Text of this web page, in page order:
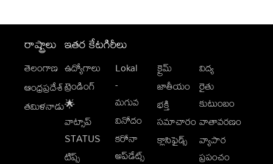
రాష్ట్రాలు
తెలంగాణ
ఆంధ్రప్రదేశ్
తమిళనాడు
ఇతర కేటగిరీలు
ఉద్యోగాలు
ట్రెండింగ్
🌟
వాట్సాప్
STATUS
టిప్స్
Lokal
-
మగువ
వినోదం
కరోనా
అప్‌డేట్స్
క్రైమ్
జాతీయం
భక్తి
సమాచారం
క్లాసిఫైడ్స్
విద్య
రైతు
కుటుంబం
వాతావరణం
వ్యాపార
ప్రపంచం